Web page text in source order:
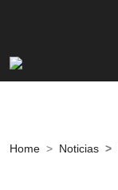
Home Noticias